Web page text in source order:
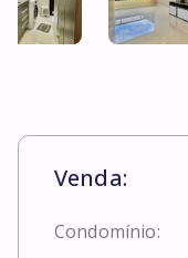
Venda:
Condomínio: